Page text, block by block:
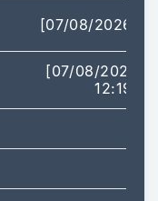
[07/08/2026]
[07/08/2026
12:19]